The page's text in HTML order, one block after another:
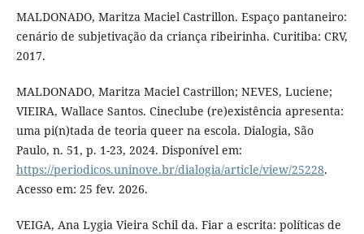
MALDONADO, Maritza Maciel Castrillon. Espaço pantaneiro:
cenário de subjetivação da criança ribeirinha. Curitiba: CRV,
2017.
MALDONADO, Maritza Maciel Castrillon; NEVES, Luciene;
VIEIRA, Wallace Santos. Cineclube (re)existência apresenta:
uma pi(n)tada de teoria queer na escola. Dialogia, São
Paulo, n. 51, p. 1-23, 2024. Disponível em:
https://periodicos.uninove.br/dialogia/article/view/25228.
Acesso em: 25 fev. 2026.
VEIGA, Ana Lygia Vieira Schil da. Fiar a escrita: políticas de